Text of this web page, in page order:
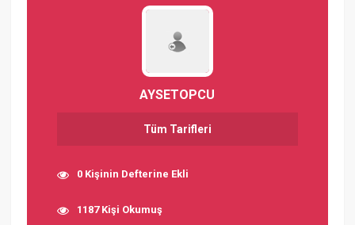
AYSETOPCU
Tüm Tarifleri
0 Kişinin Defterine Ekli
1187 Kişi Okumuş